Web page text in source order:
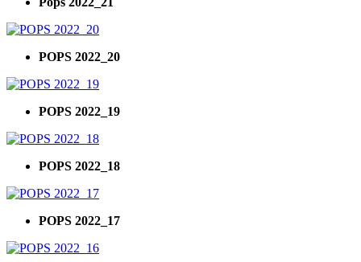
POPS 2022_20
POPS 2022_19
POPS 2022_18
POPS 2022_17